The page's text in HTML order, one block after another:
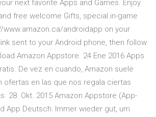
next favorite Apps and Games. Enjoy
free welcome Gifts, special in-game
androidapp on your
sent to your Android phone, then follow
Amazon Appstore. 24 Ene 2016 Apps
De vez en cuando, Amazon suele
ofertas en las que nos regala ciertas
28. Okt. 2015 Amazon Appstore (App-
App Deutsch: Immer wieder gut, um